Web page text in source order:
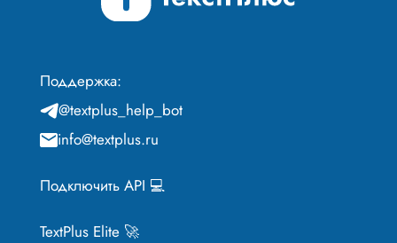
Поддержка:
@textplus_help_bot
info@textplus.ru
Подключить API 💻
TextPlus Elite 🚀